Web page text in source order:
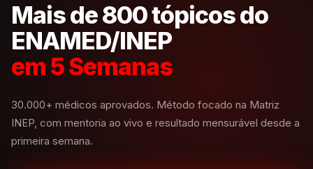
Mais de 800 tópicos do
ENAMED/INEP
em 5 Semanas
30.000+ médicos aprovados. Método focado na Matriz
INEP, com mentoria ao vivo e resultado mensurável desde a
primeira semana.